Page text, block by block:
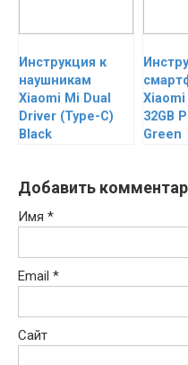
Инструкция к
наушникам
Xiaomi Mi Dual
Driver (Type-C)
Black
Xiaomi
32GB
Green
Добавить
Имя *
Email *
Сайт